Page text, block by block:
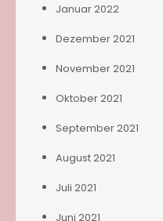
Januar 2022
Dezember 2021
November 2021
Oktober 2021
September 2021
August 2021
Juli 2021
Juni 2021